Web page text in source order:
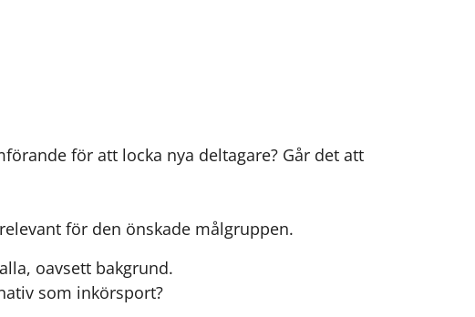
för att locka nya deltagare? Går det att
för den önskade målgruppen.
oavsett bakgrund.
som inkörsport?